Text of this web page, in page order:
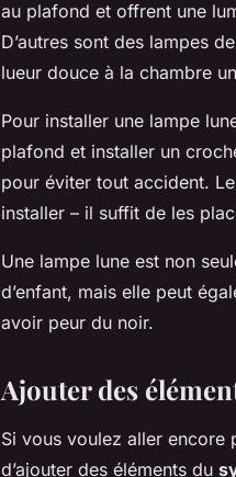
au plafond et offrent une
D’autres sont des lampes
lueur douce à la chambre
Pour installer une lampe
plafond et installer un
pour éviter tout accident.
installer – il suffit de les
Une lampe lune est non
d’enfant, mais elle peut
avoir peur du noir.
Ajouter des
Si vous voulez aller encore
d’ajouter des éléments du